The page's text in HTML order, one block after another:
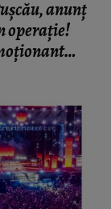
anunț
operație!